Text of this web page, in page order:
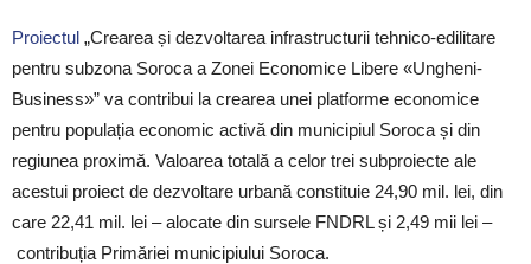
Proiectul „Crearea și dezvoltarea infrastructurii tehnico-edilitare
pentru subzona Soroca a Zonei Economice Libere «Ungheni-
Business»” va contribui la crearea unei platforme economice
pentru populația economic activă din municipiul Soroca și din
regiunea proximă. Valoarea totală a celor trei subproiecte ale
acestui proiect de dezvoltare urbană constituie 24,90 mil. lei, din
care 22,41 mil. lei – alocate din sursele FNDRL și 2,49 mii lei –
contribuția Primăriei municipiului Soroca.